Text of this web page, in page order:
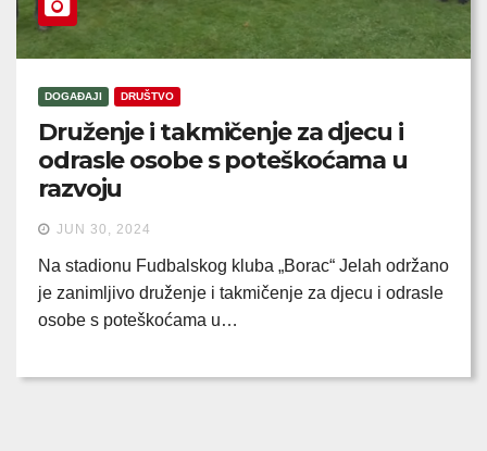
DOGAĐAJI DRUŠTVO
Druženje i takmičenje za djecu i
odrasle osobe s poteškoćama u
razvoju
JUN 30, 2024
Na stadionu Fudbalskog kluba „Borac“ Jelah održano
je zanimljivo druženje i takmičenje za djecu i odrasle
osobe s poteškoćama u…